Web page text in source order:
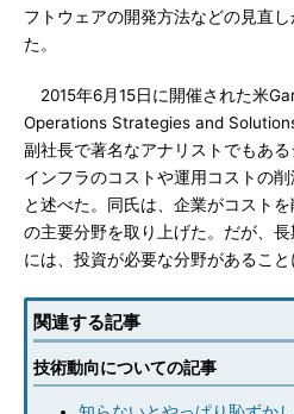
フトウェアの開発方法などの見直
た。
2015年6月15日に開催された米
Operations Strategies and
副社長で著名なアナリストでもあ
インフラのコストや運用コストの
と述べた。同氏は、企業がコスト
の主要分野を取り上げた。だが、
には、投資が必要な分野があること
関連する記事
技術動向についての記事